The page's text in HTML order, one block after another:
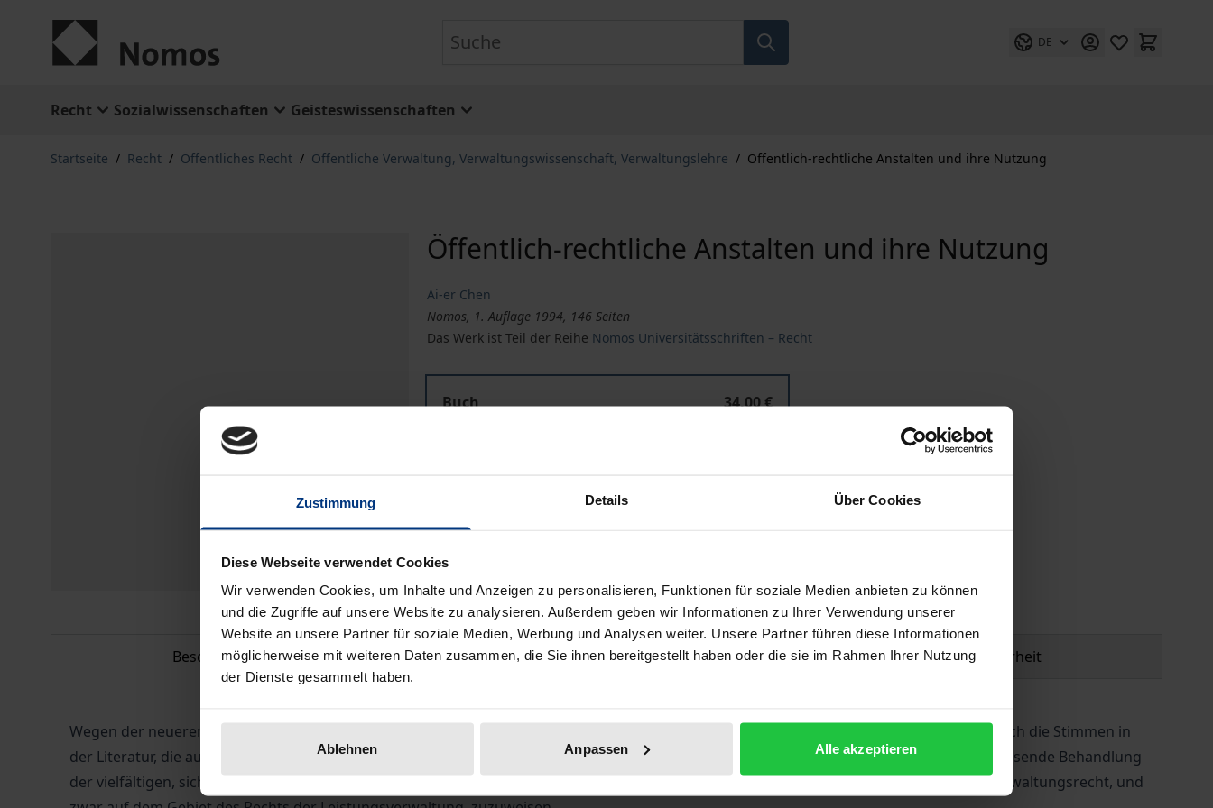
Zustimmung Details Über Cookies
Diese Webseite verwendet Cookies
Wir verwenden Cookies, um Inhalte und Anzeigen zu personalisieren, Funktionen für soziale Medien anbieten zu können
und die Zugriffe auf unsere Website zu analysieren. Außerdem geben wir Informationen zu Ihrer Verwendung unserer
Website an unsere Partner für soziale Medien, Werbung und Analysen weiter. Unsere Partner führen diese Informationen
möglicherweise mit weiteren Daten zusammen, die Sie ihnen bereitgestellt haben oder die sie im Rahmen Ihrer Nutzung
der Dienste gesammelt haben.
Ablehnen Anpassen Alle akzeptieren
DE
Recht Sozialwissenschaften Geisteswissenschaften
Startseite / Recht / Öffentliches Recht / Öffentliche Verwaltung, Verwaltungswissenschaft, Verwaltungslehre / Öffentlich-rechtliche Anstalten und ihre Nutzung
Öffentlich-rechtliche Anstalten und ihre Nutzung
Ai-er Chen
Nomos, 1. Auflage 1994, 146 Seiten
Das Werk ist Teil der Reihe Nomos Universitätsschriften – Recht
Buch
34,00 €
In den Warenkorb
Hinweise zu Versandkosten
Beschreibung Bibliografische Angaben Produktsicherheit
Wegen der neueren, mehr die rechtsstaatlichen Anforderungen berücksichtigenden Entwicklung des Anstaltsrechts mehren sich allmählich die Stimmen in
der Literatur, die auf den Anstaltsbegriff im funktionellen Sinne verzichten wollen. Durch die Schärfung des Anstaltsbegriffs und die umfassende Behandlung
der vielfältigen, sich aus der Anstaltsnutzung ergebenden Probleme versucht die Autorin, diesem Begriff seinen berechtigten Platz im Verwaltungsrecht, und